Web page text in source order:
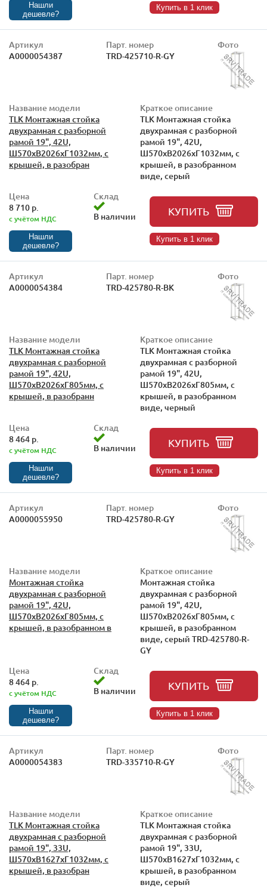
Нашли
дешевле?
Купить в 1 клик
Артикул
А0000054387
Парт. номер
TRD-425710-R-GY
Фото
Название модели
TLK Монтажная стойка
двухрамная с разборной
рамой 19", 42U,
Ш570xВ2026xГ1032мм, с
крышей, в разобран
Краткое описание
TLK Монтажная стойка
двухрамная с разборной
рамой 19", 42U,
Ш570xВ2026xГ1032мм, с
крышей, в разобранном
виде, серый
Цена
8 710 р.
с учётом НДС
Нашли
дешевле?
Склад
В наличии
КУПИТЬ
Купить в 1 клик
Артикул
А0000054384
Парт. номер
TRD-425780-R-BK
Фото
Название модели
TLK Монтажная стойка
двухрамная с разборной
рамой 19", 42U,
Ш570xВ2026xГ805мм, с
крышей, в разобранн
Краткое описание
TLK Монтажная стойка
двухрамная с разборной
рамой 19", 42U,
Ш570xВ2026xГ805мм, с
крышей, в разобранном
виде, черный
Цена
8 464 р.
с учётом НДС
Нашли
дешевле?
Склад
В наличии
КУПИТЬ
Купить в 1 клик
Артикул
А0000055950
Парт. номер
TRD-425780-R-GY
Фото
Название модели
Монтажная стойка
двухрамная с разборной
рамой 19", 42U,
Ш570xВ2026xГ805мм, с
крышей, в разобранном в
Краткое описание
Монтажная стойка
двухрамная с разборной
рамой 19", 42U,
Ш570xВ2026xГ805мм, с
крышей, в разобранном
виде, серый TRD-425780-R-
GY
Цена
8 464 р.
с учётом НДС
Нашли
дешевле?
Склад
В наличии
КУПИТЬ
Купить в 1 клик
Артикул
А0000054383
Парт. номер
TRD-335710-R-GY
Фото
Название модели
TLK Монтажная стойка
двухрамная с разборной
рамой 19", 33U,
Ш570xВ1627xГ1032мм, с
крышей, в разобран
Краткое описание
TLK Монтажная стойка
двухрамная с разборной
рамой 19", 33U,
Ш570xВ1627xГ1032мм, с
крышей, в разобранном
виде, серый